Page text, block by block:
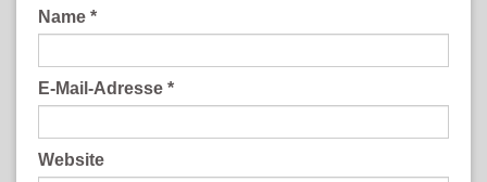
Name *
E-Mail-Adresse *
Website